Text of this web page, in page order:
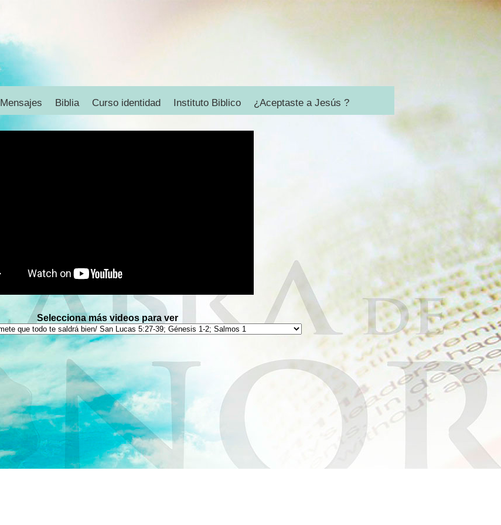
Mensajes Biblia Curso identidad Instituto Biblico ¿Aceptaste a Jesús ?
Selecciona más videos para ver